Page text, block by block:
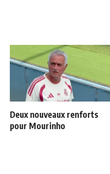
Deux nouveaux renforts
pour Mourinho